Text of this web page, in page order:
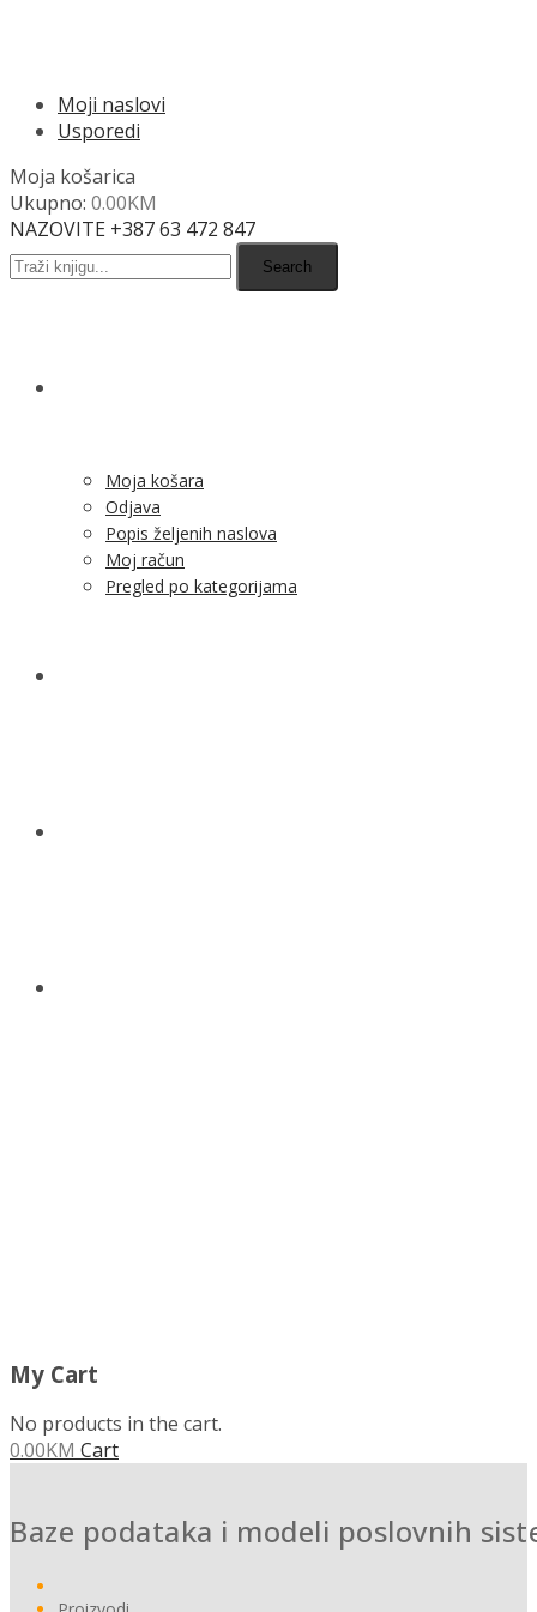
Moji naslovi
Usporedi
Moja košarica
Ukupno: 0.00KM
NAZOVITE +387 63 472 847
Search
Moja košara
Odjava
Popis željenih naslova
Moj račun
Pregled po kategorijama
My Cart
No products in the cart.
0.00KM Cart
Baze podataka i modeli poslovnih